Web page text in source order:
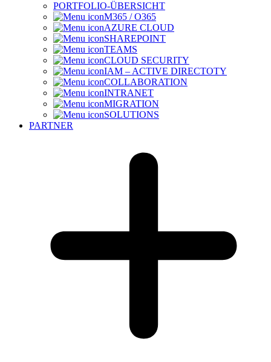
PORTFOLIO-ÜBERSICHT
M365 / O365
AZURE CLOUD
SHAREPOINT
TEAMS
CLOUD SECURITY
IAM – ACTIVE DIRECTOTY
COLLABORATION
INTRANET
MIGRATION
SOLUTIONS
PARTNER